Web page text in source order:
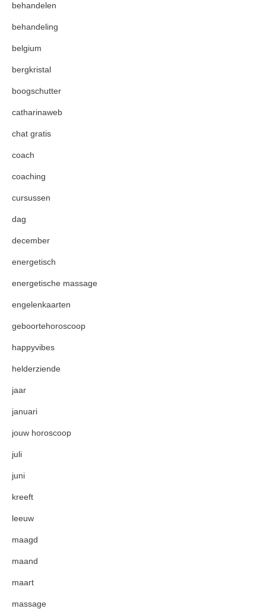
behandelen
behandeling
belgium
bergkristal
boogschutter
catharinaweb
chat gratis
coach
coaching
cursussen
dag
december
energetisch
energetische massage
engelenkaarten
geboortehoroscoop
happyvibes
helderziende
jaar
januari
jouw horoscoop
juli
juni
kreeft
leeuw
maagd
maand
maart
massage